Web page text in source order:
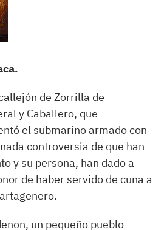
de Zorrilla de
y Caballero, que
el submarino armado con
controversia de que han
y su persona, han dado a
de haber servido de cuna a
un pequeño pueblo